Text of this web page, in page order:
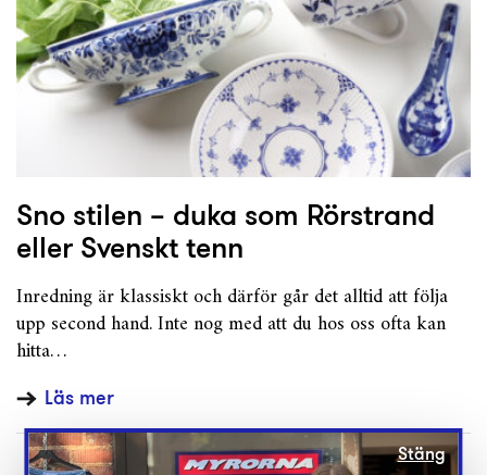
Sno stilen – duka som Rörstrand
eller Svenskt tenn
Inredning är klassiskt och därför går det alltid att följa
upp second hand. Inte nog med att du hos oss ofta kan
hitta…
Läs mer
Stäng